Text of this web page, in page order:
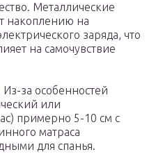
Металлические
накоплению на
заряда, что
на самочувствие
за особенностей
или
примерно 5-10 см с
матраса
для спанья.